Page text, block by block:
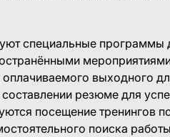
специальные
выходного
резюме для
посещение тренингов
поиска